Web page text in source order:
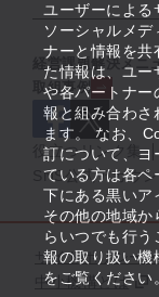
ユーザーによる
ソーシャルメデ
ナーと情報を共
た情報は、ユー
や各パートナー
報と組み合わさ
ます。 なお、
訂について、ヨ
ている方は各
下にある黒いア
その他の地域
らいつでも行
報の取り扱い機
をご覧ください
経営課題解決メニ
取組事例
役立つリンク集
SNS公式アカウ
サイトポリシー
中小機構とは